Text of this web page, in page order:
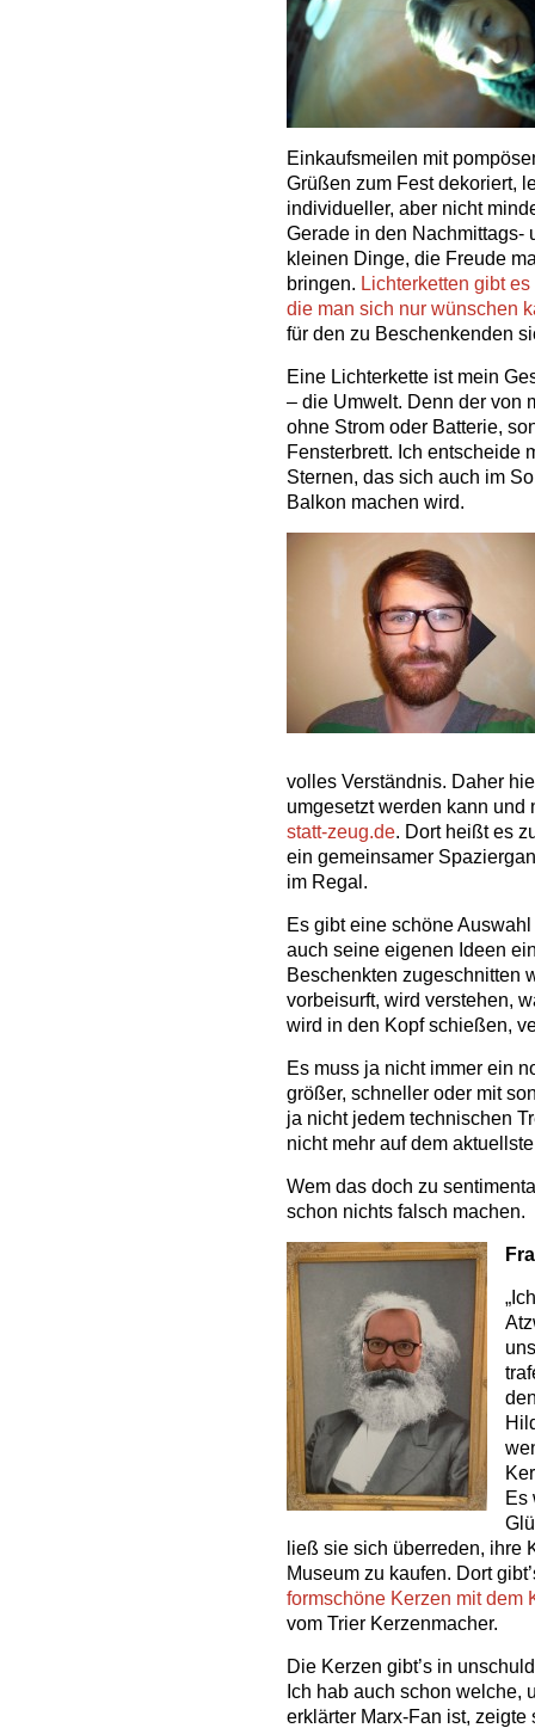
Einkaufsmeilen mit
Grüßen zum Fest dekoriert,
individueller, aber nicht
Gerade in den Nachmittags-
kleinen Dinge, die Freude
bringen. Lichterketten gibt
die man sich nur wünschen
für den zu Beschenkenden
Eine Lichterkette ist mein
– die Umwelt. Denn der von
ohne Strom oder Batterie,
Fensterbrett. Ich entscheide
Sternen, das sich auch im
Balkon machen wird.
volles Verständnis. Daher
umgesetzt werden kann
statt-zeug.de. Dort heißt es
ein gemeinsamer
im Regal.
Es gibt eine schöne
auch seine eigenen Ideen
Beschenkten zugeschnitten
vorbeisurft, wird verstehen,
wird in den Kopf schießen,
Es muss ja nicht immer ein
größer, schneller oder mit
ja nicht jedem technischen
nicht mehr auf dem
Wem das doch zu
schon nichts falsch machen.
Es
ließ sie sich überreden, ihre
Museum zu kaufen. Dort
formschöne Kerzen mit dem
vom Trier Kerzenmacher.
Die Kerzen gibt’s in
Ich hab auch schon welche,
erklärter Marx-Fan ist, zeigte